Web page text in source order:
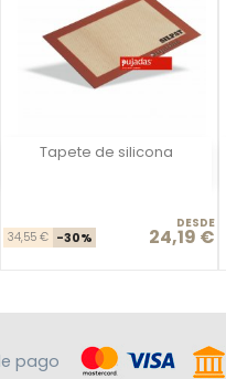
Tapete de silicona
Precio base
34,55 € -30% Precio
DESDE
24,19 €
Vista rápida
pago